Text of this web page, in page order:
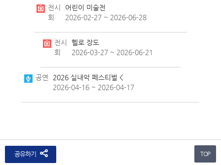
전시
회
어린이 미술전
2026-02-27 ~ 2026-06-28
전시
회
헬로 장도
2026-03-27 ~ 2026-06-21
공연
2026 실내악 페스티벌 <
2026-04-16 ~ 2026-04-17
공유하기 TOP